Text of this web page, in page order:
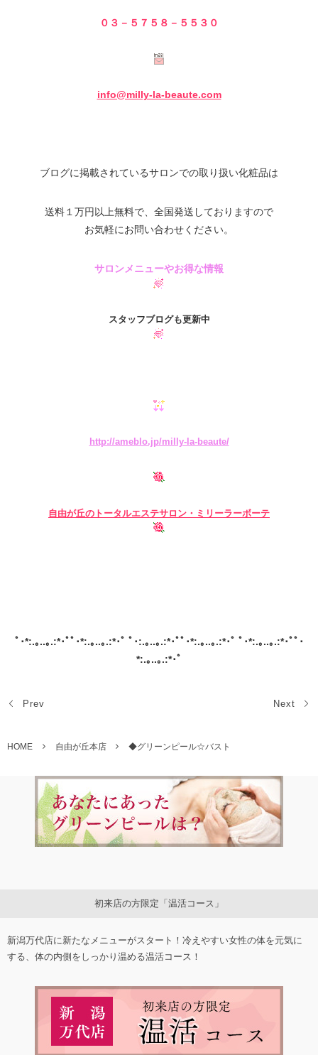
０３－５７５８－５ ５３０
info@milly-la-beaute.com
ブログに掲載されているサロンでの取り扱い化粧品は
送料１万円以上無料で、全国発送しておりますので
お気軽にお問い合わせください。
サロンメニューやお得な情報
スタッフブログも更新中
http://ameblo.jp/milly-la-beaute/
自由が丘の トータルエステサロン・ミリーラーボーテ
ﾟ･*:.｡..｡.:*･ﾟﾟ･*:.｡..｡.:*･ﾟ ﾟ･:.｡..｡.:*･ﾟﾟ･*:.｡..｡.:*･ﾟ ﾟ･*:.｡..｡.:*･ﾟﾟ･
*:.｡..｡.:*･ﾟ
Prev Next
HOME 自由が丘本店 ◆グリーンピール☆バスト
初来店の方限定「温活コース」
新潟万代店に新たなメニューがスタート！冷えやすい女性の体を元気に
する、体の内側をしっかり温める温活コース！